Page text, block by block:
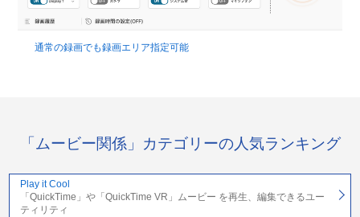
通常の録画でも録画エリア指定可能
「ムービー関係」カテゴリーの人気ランキング
Play it Cool
「QuickTime」や「QuickTime VR」ムービー を再生、編集できるユー
ティリティ